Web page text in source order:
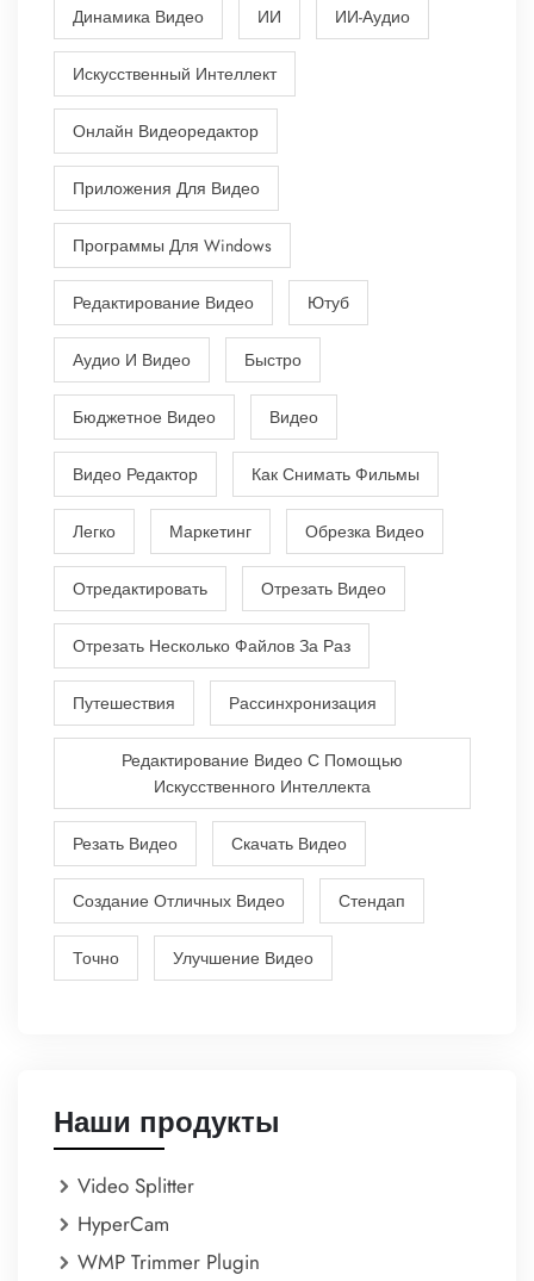
Динамика Видео ИИ ИИ-Аудио
Искусственный Интеллект
Онлайн Видеоредактор
Приложения Для Видео
Программы Для Windows
Редактирование Видео Ютуб
Аудио И Видео Быстро
Бюджетное Видео Видео
Видео Редактор Как Снимать Фильмы
Легко Маркетинг Обрезка Видео
Отредактировать Отрезать Видео
Отрезать Несколько Файлов За Раз
Путешествия Рассинхронизация
Редактирование Видео С Помощью
Искусственного Интеллекта
Резать Видео Скачать Видео
Создание Отличных Видео Стендап
Точно Улучшение Видео
Наши продукты
Video Splitter
HyperCam
WMP Trimmer Plugin